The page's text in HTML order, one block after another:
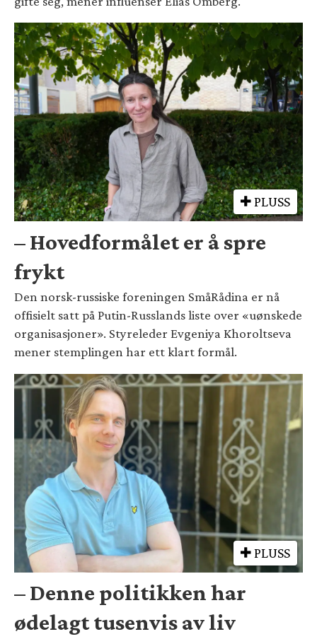
PLUSS
– Hovedformålet er å spre
frykt
Den norsk-russiske foreningen SmåRådina er nå
offisielt satt på Putin-Russlands liste over «uønskede
organisasjoner». Styreleder Evgeniya Khoroltseva
mener stemplingen har ett klart formål.
PLUSS
– Denne politikken har
ødelagt tusenvis av liv